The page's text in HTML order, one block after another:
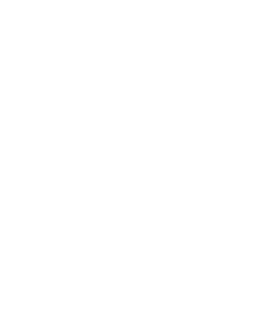
auf die Reise gehen und im
Weg zu unserer Einsteigertour.
stattfinden sollte. Auf dem
ja nur so weiter gehen. In
Tauchgang, darunter auch
bewundert hatten.